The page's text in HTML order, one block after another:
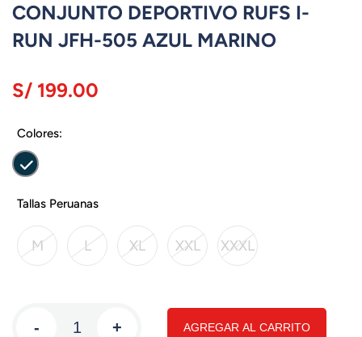
CONJUNTO DEPORTIVO RUFS I-
RUN JFH-505 AZUL MARINO
S/ 199.00
Colores:
Tallas Peruanas
M L XL XXL XXXL
- + AGREGAR AL CARRITO